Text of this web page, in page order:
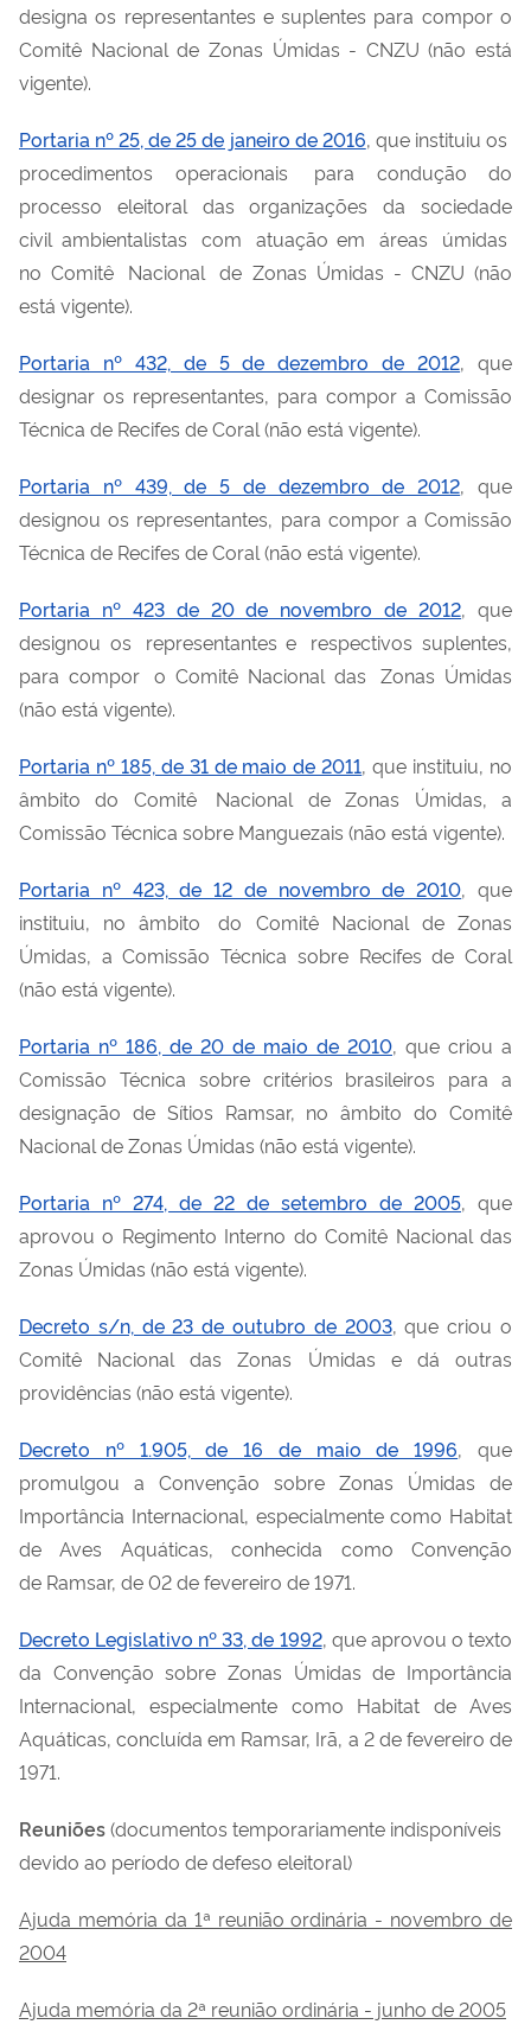
designa os representantes e suplentes para compor o
Comitê Nacional de Zonas Úmidas - CNZU (não está
vigente).
Portaria nº 25, de 25 de janeiro de 2016, que instituiu os
procedimentos
operacionais para
condução do
processo eleitoral das organizações da sociedade
civil ambientalistas com atuação em áreas
úmidas
no Comitê Nacional de Zonas Úmidas - CNZU (não
está vigente).
Portaria nº 432, de 5 de dezembro de 2012, que
designar os representantes, para compor a Comissão
Técnica de Recifes de Coral (não está vigente).
Portaria nº 439, de 5 de dezembro de 2012, que
designou os representantes, para compor a Comissão
Técnica de Recifes de Coral (não está vigente).
Portaria nº 423 de 20 de novembro de 2012, que
designou os representantes e respectivos suplentes,
para compor o Comitê Nacional das Zonas Úmidas
(não está vigente).
Portaria nº 185, de 31 de maio de 2011, que instituiu, no
âmbito do
Comitê Nacional
de Zonas Úmidas, a
Comissão Técnica sobre Manguezais (não está vigente).
Portaria nº 423, de 12 de novembro de 2010, que
instituiu, no âmbito do Comitê Nacional de Zonas
Úmidas, a Comissão Técnica sobre Recifes de Coral
(não está vigente).
Portaria nº 186, de 20 de maio de 2010, que criou a
Comissão Técnica sobre critérios brasileiros para a
designação de Sítios Ramsar, no âmbito do Comitê
Nacional de Zonas Úmidas (não está vigente).
Portaria nº 274, de 22 de setembro de 2005, que
aprovou o Regimento Interno do Comitê Nacional das
Zonas Úmidas (não está vigente).
Decreto s/n, de 23 de outubro de 2003, que criou o
Comitê Nacional das Zonas Úmidas e dá outras
providências (não está vigente).
Decreto nº 1.905, de 16 de maio de 1996, que
promulgou a Convenção sobre Zonas Úmidas de
Importância Internacional, especialmente como Habitat
de Aves Aquáticas, conhecida como Convenção
de Ramsar, de 02 de fevereiro de 1971.
Decreto Legislativo nº 33, de 1992, que aprovou o texto
da Convenção sobre Zonas Úmidas de Importância
Internacional, especialmente como Habitat de Aves
Aquáticas, concluída em Ramsar, Irã, a 2 de fevereiro de
1971.
Reuniões(documentos temporariamente indisponíveis
devido ao período de defeso eleitoral)
Ajuda memória da 1ª reunião ordinária - novembro de
2004
Ajuda memória da 2ª reunião ordinária - junho de 2005